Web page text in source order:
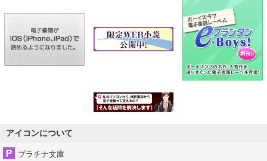
アイコンについて
プラチナ文庫